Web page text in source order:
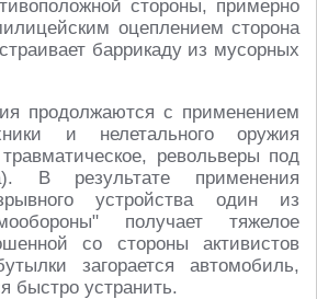
стороны, примерно
оцеплением сторона
баррикаду из мусорных
продолжаются с применением
и нелетального оружия
револьверы под
В результате применения
устройства один из
получает тяжелое
со стороны активистов
загорается автомобиль,
быстро устранить.